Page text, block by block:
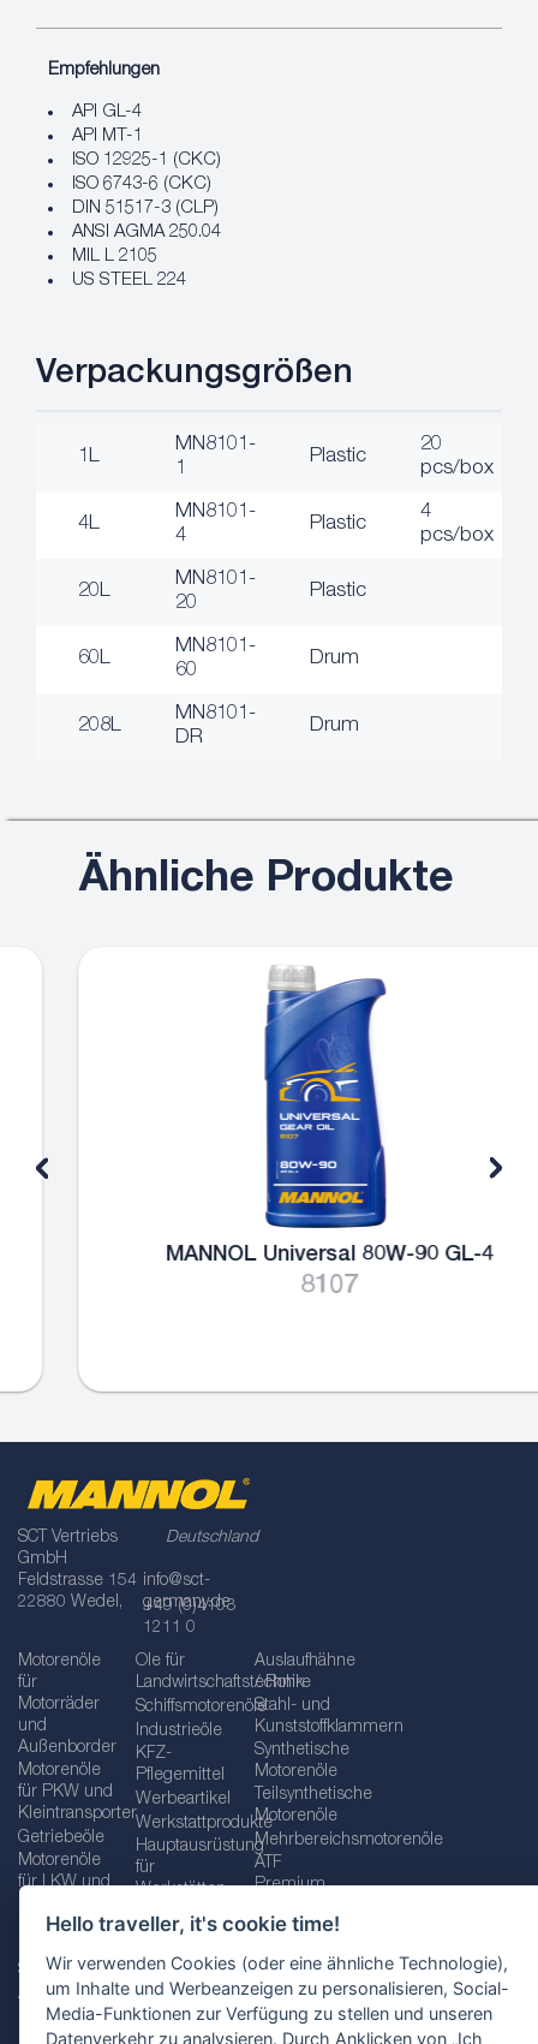
Hello traveller, it's cookie time!
Wir verwenden Cookies (oder eine ähnliche Technologie),
um Inhalte und Werbeanzeigen zu personalisieren, Social-
Media-Funktionen zur Verfügung zu stellen und unseren
Datenverkehr zu analysieren. Durch Anklicken von „Ich
Empfehlungen
API GL-4
API MT-1
ISO 12925-1 (CKC)
ISO 6743-6 (CKC)
DIN 51517-3 (CLP)
ANSI AGMA 250.04
MIL L 2105
US STEEL 224
Verpackungsgrößen
1L
MN8101-
1
Plastic
20
pcs/box
4L
MN8101-
4
Plastic
4
pcs/box
20L
MN8101-
20
Plastic
60L
MN8101-
60
Drum
208L
MN8101-
DR
Drum
Ähnliche Produkte
MANNOL Universal 80W-90 GL-4
SCT Vertriebs
GmbH
Feldstrasse 154
22880 Wedel,
Deutschland
info@sct-
germany.de
+49 (0)4103
1211 0
Motorenöle
für
Motorräder
und
Außenborder
Motorenöle
für PKW und
Kleintransporter
Getriebeöle
Motorenöle
für LKW und
Betriebs-
Serviceflüssigkeiten
Additive
Fette
Öle für
Landwirtschaftstechnik
Schiffsmotorenöle
Industrieöle
KFZ-
Pflegemittel
Werbeartikel
Werkstattprodukte
Hauptausrüstung
für
Werkstätten
Schraubenschlüssel
und
Schraubenschlüsselsätze
Zusätzliche
Werkzeuge
für
Auslaufhähne
/ Rohre
Stahl- und
Kunststoffklammern
Synthetische
Motorenöle
Teilsynthetische
Motorenöle
Mehrbereichsmotorenöle
ATF
Premium
Öle für
Getriebeöle